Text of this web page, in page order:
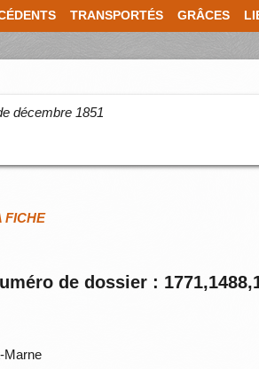
TRANSPORTÉS GRÂCES
décembre 1851
FICHE
de dossier :
Marne